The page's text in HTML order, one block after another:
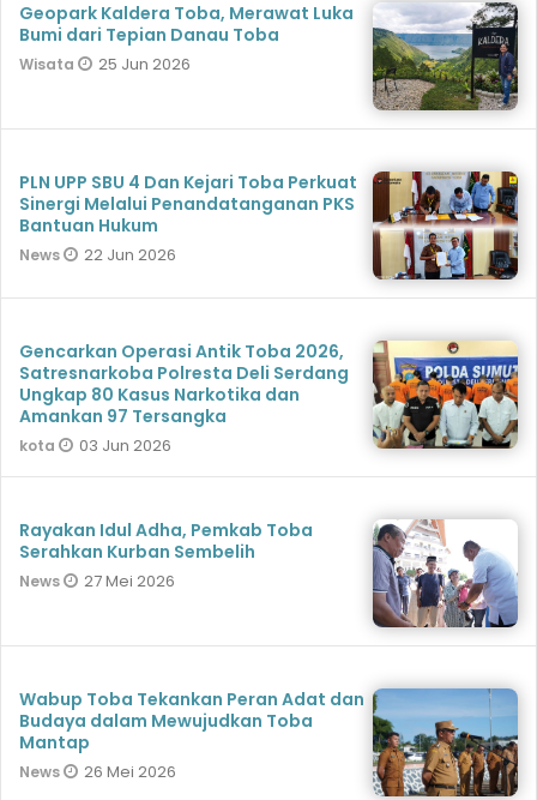
Geopark Kaldera Toba, Merawat Luka
Bumi dari Tepian Danau Toba
Wisata 25 Jun 2026
PLN UPP SBU 4 Dan Kejari Toba Perkuat
Sinergi Melalui Penandatanganan PKS
Bantuan Hukum
News 22 Jun 2026
Gencarkan Operasi Antik Toba 2026,
Satresnarkoba Polresta Deli Serdang
Ungkap 80 Kasus Narkotika dan
Amankan 97 Tersangka
kota 03 Jun 2026
Rayakan Idul Adha, Pemkab Toba
Serahkan Kurban Sembelih
News 27 Mei 2026
Wabup Toba Tekankan Peran Adat dan
Budaya dalam Mewujudkan Toba
Mantap
News 26 Mei 2026